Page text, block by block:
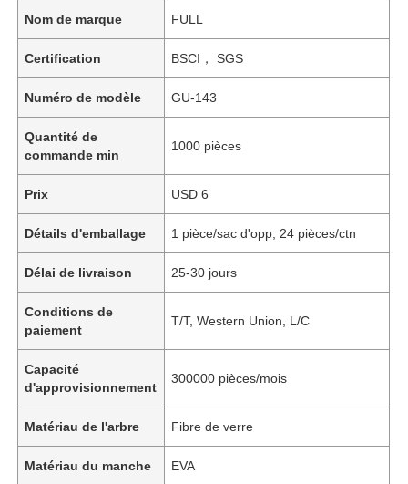
Nom de marque FULL
Certification BSCI， SGS
Numéro de modèle GU-143
Quantité de
commande min
1000 pièces
Prix USD 6
Détails d'emballage 1 pièce/sac d'opp, 24 pièces/ctn
Délai de livraison 25-30 jours
Conditions de
paiement
T/T, Western Union, L/C
Capacité
d'approvisionnement
300000 pièces/mois
Matériau de l'arbre Fibre de verre
Matériau du manche EVA